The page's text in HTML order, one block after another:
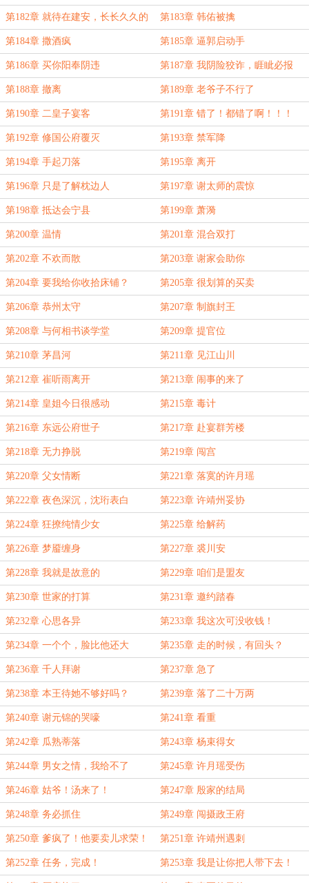
第182章 就待在建安，长长久久的 第183章 韩佑被擒
第184章 撒酒疯 第185章 逼郭启动手
第186章 买你阳奉阴违 第187章 我阴险狡诈，睚眦必报
第188章 撤离 第189章 老爷子不行了
第190章 二皇子宴客 第191章 错了！都错了啊！！！
第192章 修国公府覆灭 第193章 禁军降
第194章 手起刀落 第195章 离开
第196章 只是了解枕边人 第197章 谢太师的震惊
第198章 抵达会宁县 第199章 萧漪
第200章 温情 第201章 混合双打
第202章 不欢而散 第203章 谢家会助你
第204章 要我给你收拾床铺？ 第205章 很划算的买卖
第206章 恭州太守 第207章 制旗封王
第208章 与何相书谈学堂 第209章 提官位
第210章 茅昌河 第211章 见江山川
第212章 崔听雨离开 第213章 闹事的来了
第214章 皇姐今日很感动 第215章 毒计
第216章 东远公府世子 第217章 赴宴群芳楼
第218章 无力挣脱 第219章 闯宫
第220章 父女情断 第221章 落寞的许月瑶
第222章 夜色深沉，沈珩表白 第223章 许靖州妥协
第224章 狂撩纯情少女 第225章 给解药
第226章 梦靥缠身 第227章 裘川安
第228章 我就是故意的 第229章 咱们是盟友
第230章 世家的打算 第231章 邀约踏春
第232章 心思各异 第233章 我这次可没收钱！
第234章 一个个，脸比他还大 第235章 走的时候，有回头？
第236章 千人拜谢 第237章 急了
第238章 本王待她不够好吗？ 第239章 落了二十万两
第240章 谢元锦的哭嚎 第241章 看重
第242章 瓜熟蒂落 第243章 杨束得女
第244章 男女之情，我给不了 第245章 许月瑶受伤
第246章 姑爷！汤来了！ 第247章 殷家的结局
第248章 务必抓住 第249章 闯摄政王府
第250章 爹疯了！他要卖儿求荣！ 第251章 许靖州遇刺
第252章 任务，完成！ 第253章 我是让你把人带下去！